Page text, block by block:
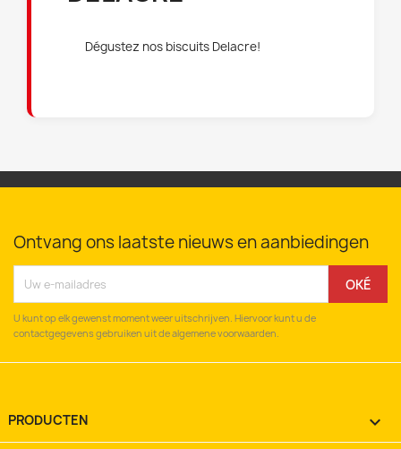
Dégustez nos biscuits Delacre!
Ontvang ons laatste nieuws en aanbiedingen
U kunt op elk gewenst moment weer uitschrijven. Hiervoor kunt u de
contactgegevens gebruiken uit de algemene voorwaarden.
PRODUCTEN 